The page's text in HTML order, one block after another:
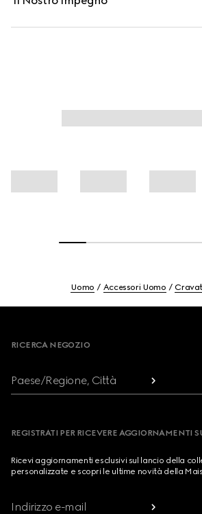
Uomo Accessori Uomo
RICERCA NEGOZIO
Paese/Regione, Città
REGISTRATI PER RICEVERE AGGIORNAMENTI
Ricevi aggiornamenti esclusivi sul lancio della
personalizzate e scopri le ultime novità della
Indirizzo e-mail